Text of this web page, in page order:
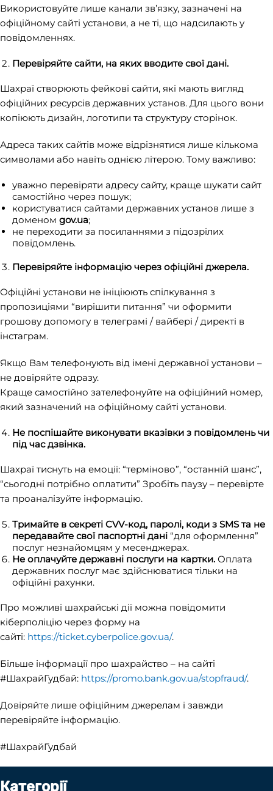
Використовуйте лише канали зв’язку, зазначені на
офіційному сайті установи, а не ті, що надсилають у
повідомленнях.
Перевіряйте сайти, на яких вводите свої дані.
Шахраї створюють фейкові сайти, які мають вигляд
офіційних ресурсів державних установ. Для цього вони
копіюють дизайн, логотипи та структуру сторінок.
Адреса таких сайтів може відрізнятися лише кількома
символами або навіть однією літерою. Тому важливо:
уважно перевіряти адресу сайту, краще шукати сайт
самостійно через пошук;
користуватися сайтами державних установ лише з
доменом gov.ua;
не переходити за посиланнями з підозрілих
повідомлень.
Перевіряйте інформацію через офіційні джерела.
Офіційні установи не ініціюють спілкування з
пропозиціями “вирішити питання” чи оформити
грошову допомогу в телеграмі / вайбері / директі в
інстаграм.
Якщо Вам телефонують від імені державної установи –
не довіряйте одразу.
Краще самостійно зателефонуйте на офіційний номер,
який зазначений на офіційному сайті установи.
Не поспішайте виконувати вказівки з повідомлень чи
під час дзвінка.
Шахраї тиснуть на емоції: “терміново”, “останній шанс”,
“сьогодні потрібно оплатити” Зробіть паузу – перевірте
та проаналізуйте інформацію.
Тримайте в секреті CVV-код, паролі, коди з SMS та не
передавайте свої паспортні дані “для оформлення”
послуг незнайомцям у месенджерах.
Не оплачуйте державні послуги на картки. Оплата
державних послуг має здійснюватися тільки на
офіційні рахунки.
Про можливі шахрайські дії можна повідомити
кіберполіцію через форму на
сайті: https://ticket.cyberpolice.gov.ua/.
Більше інформації про шахрайство – на сайті
#ШахрайГудбай: https://promo.bank.gov.ua/stopfraud/.
Довіряйте лише офіційним джерелам і завжди
перевіряйте інформацію.
#ШахрайГудбай
Категорії